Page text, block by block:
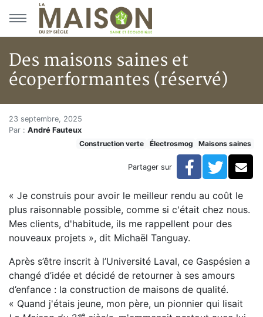
Aller au menu principal
Aller au contenu principal
Des maisons saines et
écoperformantes (réservé)
Accueil
Articles
Maisons saines
Hypersensibilités environnementales
Des maisons saines et écoperformantes (réservé)
Des maisons saines et
23 septembre, 2025
Par : André Fauteux
Construction verte
Électrosmog Maisons saines
Partager sur Facebook
« Je construis pour avoir le meilleur rendu au coût le
plus raisonnable possible, comme si c'était chez nous.
Mes clients, d'habitude, ils me rappellent pour des
nouveaux projets », dit Michaël Tanguay.
Après s’être inscrit à l’Université Laval, ce Gaspésien a
changé d’idée et décidé de retourner à ses amours
d’enfance : la construction de maisons de qualité.
« Quand j'étais jeune, mon père, un pionnier qui lisait
e